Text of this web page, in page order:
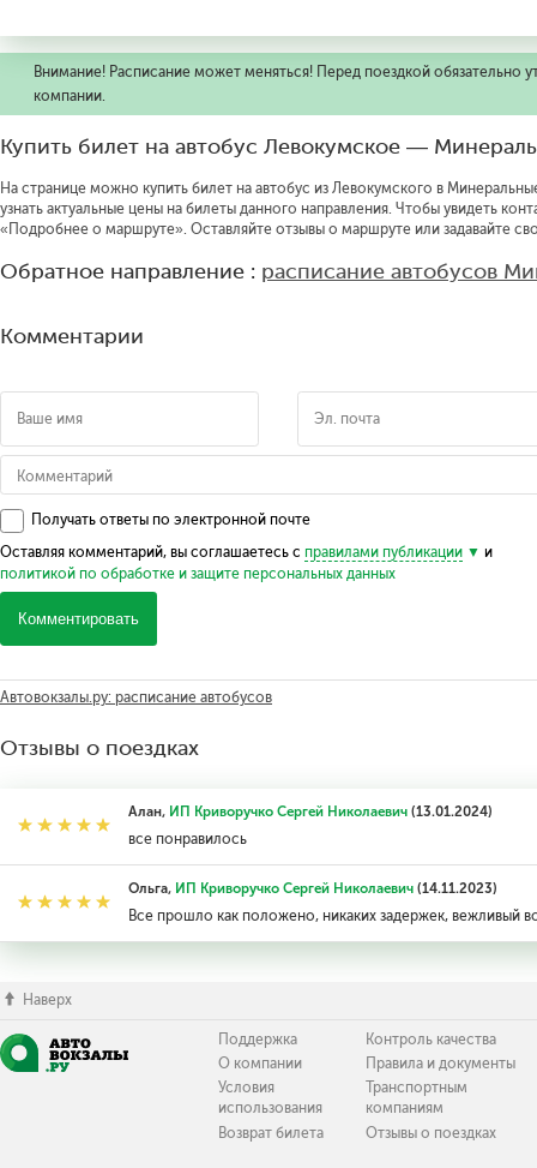
Внимание! Расписание может меняться! Перед поездкой обязательно
компании.
Купить билет на автобус Левокумское —
На странице можно купить билет на автобус из Левокумского в
узнать актуальные цены на билеты данного направления. Чтобы увидеть
«Подробнее о маршруте». Оставляйте отзывы о маршруте или задавайте
Обратное направление : расписание автобусов
Комментарии
Получать ответы по электронной почте
Оставляя комментарий, вы соглашаетесь с правилами публикации
и
политикой по обработке и защите персональных данных
Комментировать
Автовокзалы.ру: расписание автобусов
Отзывы о поездках
Алан, ИП Криворучко Сергей Николаевич(13.01.2024)
все понравилось
Ольга, ИП Криворучко Сергей Николаевич(14.11.2023)
Все прошло как положено, никаких задержек, вежливый
Наверх
Поддержка
О компании
Условия
использования
Возврат билета
Контроль качества
Правила и документы
Транспортным
компаниям
Отзывы о поездках